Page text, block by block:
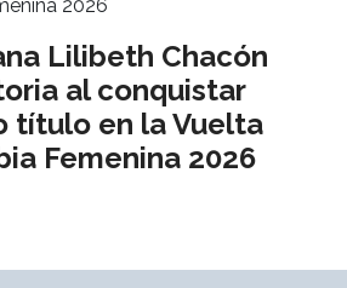
Lilibeth Chacón
al conquistar
título en la Vuelta
Femenina 2026